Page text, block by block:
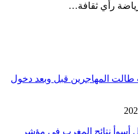
رأي ثقافة…
طالت المهاجرين قبل وبعد دخول
يسجل أسوأ نتائج المغرب في مؤشر